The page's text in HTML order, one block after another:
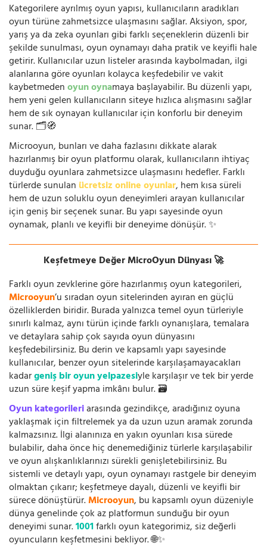
Kategorilere ayrılmış oyun yapısı, kullanıcıların aradıkları
oyun türüne zahmetsizce ulaşmasını sağlar. Aksiyon, spor,
yarış ya da zeka oyunları gibi farklı seçeneklerin düzenli bir
şekilde sunulması, oyun oynamayı daha pratik ve keyifli hale
getirir. Kullanıcılar uzun listeler arasında kaybolmadan, ilgi
alanlarına göre oyunları kolayca keşfedebilir ve vakit
kaybetmedenoyun oynamaya başlayabilir. Bu düzenli yapı,
hem yeni gelen kullanıcıların siteye hızlıca alışmasını sağlar
hem de sık oynayan kullanıcılar için konforlu bir deneyim
sunar. 🗂️🧭
Microoyun, bunları ve daha fazlasını dikkate alarak
hazırlanmış bir oyun platformu olarak, kullanıcıların ihtiyaç
duyduğu oyunlara zahmetsizce ulaşmasını hedefler. Farklı
türlerde sunulan ücretsiz online oyunlar, hem kısa süreli
hem de uzun soluklu oyun deneyimleri arayan kullanıcılar
için geniş bir seçenek sunar. Bu yapı sayesinde oyun
oynamak, planlı ve keyifli bir deneyime dönüşür. ✨
Keşfetmeye Değer MicroOyun Dünyası 🚀
Farklı oyun zevklerine göre hazırlanmış oyun kategorileri,
Microoyun’u sıradan oyun sitelerinden ayıran en güçlü
özelliklerden biridir. Burada yalnızca temel oyun türleriyle
sınırlı kalmaz, aynı türün içinde farklı oynanışlara, temalara
ve detaylara sahip çok sayıda oyun dünyasını
keşfedebilirsiniz. Bu derin ve kapsamlı yapı sayesinde
kullanıcılar, benzer oyun sitelerinde karşılaşamayacakları
kadargeniş bir oyun yelpazesiyle karşılaşır ve tek bir yerde
uzun süre keşif yapma imkânı bulur. 🗃️
Oyun kategorileriarasında gezindikçe, aradığınız oyuna
yaklaşmak için filtrelemek ya da uzun uzun aramak zorunda
kalmazsınız. İlgi alanınıza en yakın oyunları kısa sürede
bulabilir, daha önce hiç denemediğiniz türlerle karşılaşabilir
ve oyun alışkanlıklarınızı sürekli genişletebilirsiniz. Bu
sistemli ve detaylı yapı, oyun oynamayı rastgele bir deneyim
olmaktan çıkarır; keşfetmeye dayalı, düzenli ve keyifli bir
sürece dönüştürür.Microoyun, bu kapsamlı oyun düzeniyle
dünya genelinde çok az platformun sunduğu bir oyun
deneyimi sunar.1001farklı oyun kategorimiz, siz değerli
oyuncuların keşfetmesini bekliyor. 🌐✨